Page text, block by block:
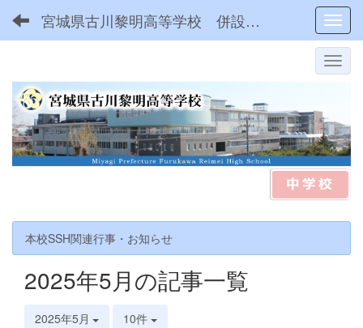
宮城県古川黎明高等学校 併設型中高一貫
本校SSH関連行事・お知らせ
2025年5月の記事一覧
2025年5月 10件